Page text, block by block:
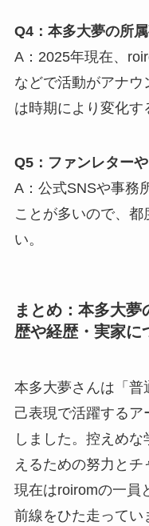
Q4：本多大夢の所
A：2025年現在、
などで活動がアナウ
は時期により変化す
Q5：ファンレター
A：公式SNSや事務
ことが多いので、都
い。
まとめ：本多大
歴や経歴・実家に
本多大夢さんは「普
己表現で活躍する
しました。控えめ
えるための努力と
現在はroiromの一員
前線をひた走ってい